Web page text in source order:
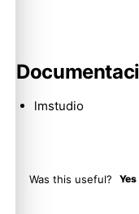
lmstudio
Was this useful? Yes